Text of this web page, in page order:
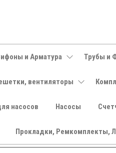
и Арматура Трубы и
вентиляторы
насосов Насосы
Прокладки, Ремкомплекты,